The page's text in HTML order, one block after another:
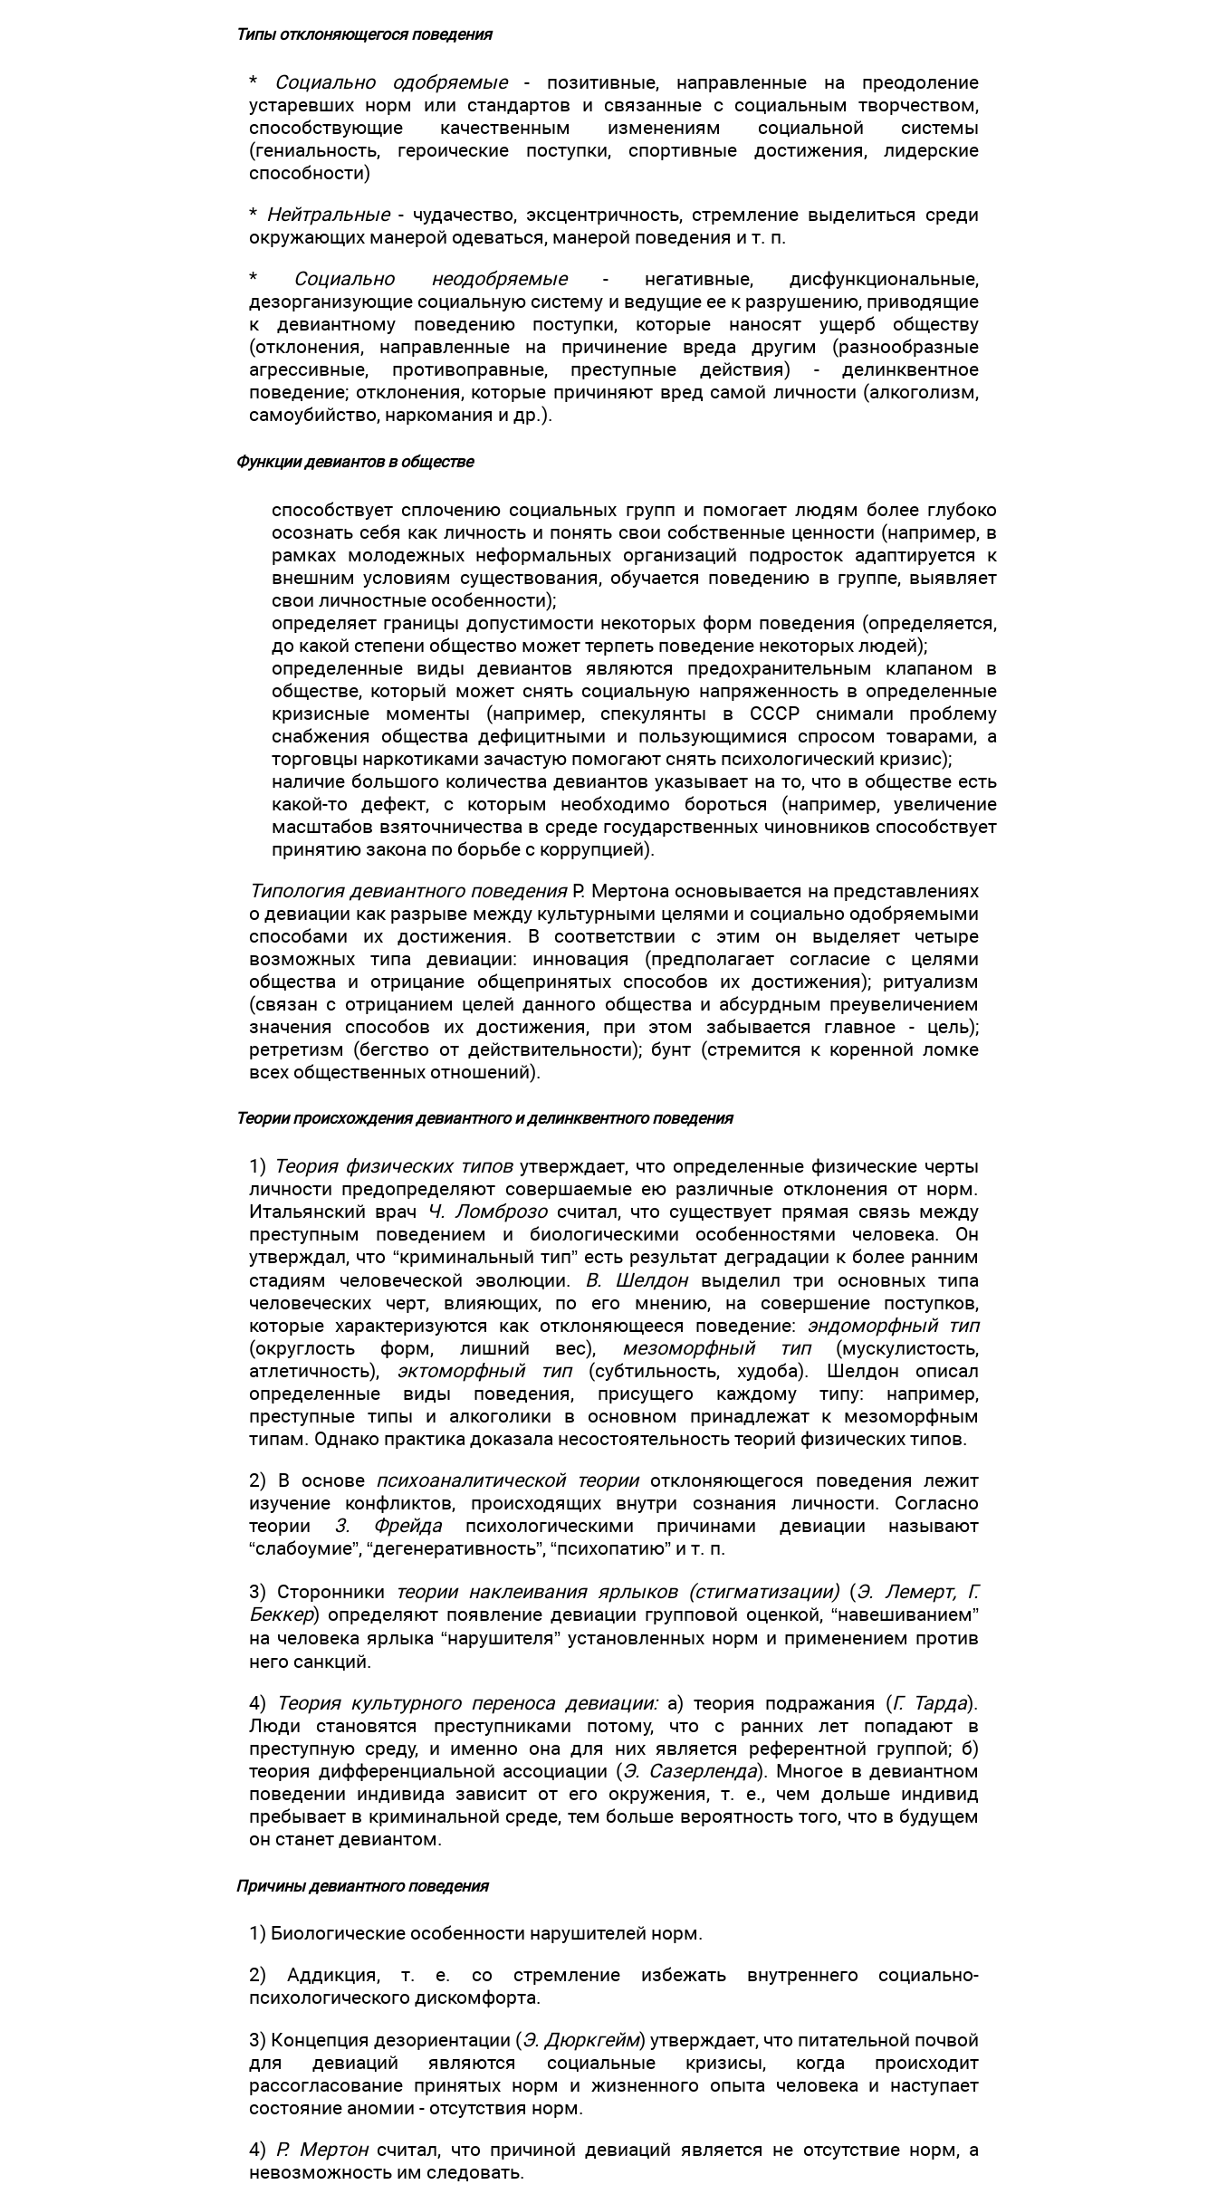
Типы отклоняющегося поведения
* Социально одобряемые- позитивные, направленные на преодоление
устаревших норм или стандартов и связанные с социальным творчеством,
способствующие качественным изменениям социальной системы
(гениальность, героические поступки, спортивные достижения, лидерские
способности)
* Нейтральные- чудачество, эксцентричность, стремление выделиться среди
окружающих манерой одеваться, манерой поведения и т. п.
* Социально неодобряемые- негативные, дисфункциональные,
дезорганизующие социальную систему и ведущие ее к разрушению, приводящие
к девиантному поведению поступки, которые наносят ущерб обществу
(отклонения, направленные на причинение вреда другим (разнообразные
агрессивные, противоправные, преступные действия) - делинквентное
поведение; отклонения, которые причиняют вред самой личности (алкоголизм,
самоубийство, наркомания и др.).
Функции девиантов в обществе
способствует сплочению социальных групп и помогает людям более глубоко
осознать себя как личность и понять свои собственные ценности (например, в
рамках молодежных неформальных организаций подросток адаптируется к
внешним условиям существования, обучается поведению в группе, выявляет
свои личностные особенности);
определяет границы допустимости некоторых форм поведения (определяется,
до какой степени общество может терпеть поведение некоторых людей);
определенные виды девиантов являются предохранительным клапаном в
обществе, который может снять социальную напряженность в определенные
кризисные моменты (например, спекулянты в СССР снимали проблему
снабжения общества дефицитными и пользующимися спросом товарами, а
торговцы наркотиками зачастую помогают снять психологический кризис);
наличие большого количества девиантов указывает на то, что в обществе есть
какой-то дефект, с которым необходимо бороться (например, увеличение
масштабов взяточничества в среде государственных чиновников способствует
принятию закона по борьбе с коррупцией).
Типология девиантного поведенияР. Мертона основывается на представлениях
о девиации как разрыве между культурными целями и социально одобряемыми
способами их достижения. В соответствии с этим он выделяет четыре
возможных типа девиации: инновация (предполагает согласие с целями
общества и отрицание общепринятых способов их достижения); ритуализм
(связан с отрицанием целей данного общества и абсурдным преувеличением
значения способов их достижения, при этом забывается главное - цель);
ретретизм (бегство от действительности); бунт (стремится к коренной ломке
всех общественных отношений).
Теории происхождения девиантного и делинквентного поведения
1) Теория физических типовутверждает, что определенные физические черты
личности предопределяют совершаемые ею различные отклонения от норм.
Итальянский врач
Ч. Ломброзосчитал, что существует прямая связь между
преступным поведением и биологическими особенностями человека. Он
утверждал, что “криминальный тип” есть результат деградации к более ранним
стадиям человеческой эволюции. В. Шелдонвыделил три основных типа
человеческих черт, влияющих, по его мнению, на совершение поступков,
которые характеризуются как отклоняющееся поведение: эндоморфный тип
(округлость форм, лишний вес), мезоморфный тип(мускулистость,
атлетичность), эктоморфный тип(субтильность, худоба). Шелдон описал
определенные виды поведения, присущего каждому типу: например,
преступные типы и алкоголики в основном принадлежат к мезоморфным
типам. Однако практика доказала несостоятельность теорий физических типов.
2) В основе психоаналитической теорииотклоняющегося поведения лежит
изучение конфликтов, происходящих внутри сознания личности. Согласно
теории 3. Фрейда психологическими причинами девиации называют
“слабоумие”, “дегенеративность”, “психопатию” и т. п.
3) Сторонники
теории наклеивания ярлыков (стигматизации)(Э. Лемерт, Г.
Беккер) определяют появление девиации групповой оценкой, “навешиванием”
на человека ярлыка “нарушителя” установленных норм и применением против
него санкций.
4)
Теория культурного переноса девиации:а) теория подражания (Г. Тарда).
Люди становятся преступниками потому, что с ранних лет попадают в
преступную среду, и именно она для них является референтной группой; б)
теория дифференциальной ассоциации (Э. Сазерленда). Многое в девиантном
поведении индивида зависит от его окружения, т. е., чем дольше индивид
пребывает в криминальной среде, тем больше вероятность того, что в будущем
он станет девиантом.
Причины девиантного поведения
1) Биологические особенности нарушителей норм.
2) Аддикция, т. е. со стремление избежать внутреннего социально-
психологического дискомфорта.
3) Концепция дезориентации (Э. Дюркгейм) утверждает, что питательной почвой
для девиаций являются социальные кризисы, когда происходит
рассогласование принятых норм и жизненного опыта человека и наступает
состояние аномии - отсутствия норм.
4) Р. Мертонсчитал, что причиной девиаций является не отсутствие норм, а
невозможность им следовать.